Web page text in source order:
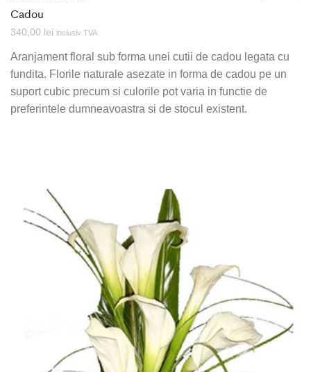
Cadou
340,00 lei inclusiv TVA
Aranjament floral sub forma unei cutii de cadou legata cu
fundita. Florile naturale asezate in forma de cadou pe un
suport cubic precum si culorile pot varia in functie de
preferintele dumneavoastra si de stocul existent.